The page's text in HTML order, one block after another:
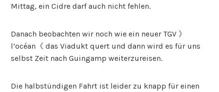
Mittag, ein Cidre darf auch nicht fehlen.
Danach beobachten wir noch wie ein neuer TGV 》
l’océan《 das Viadukt quert und dann wird es für uns
selbst Zeit nach Guingamp weiterzureisen.
Die halbstündigen Fahrt ist leider zu knapp für einen